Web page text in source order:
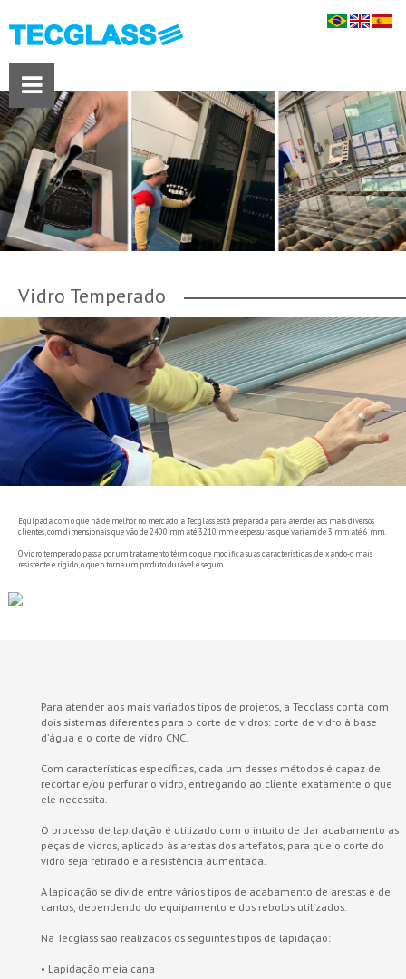
Vidro Temperado
Equipada com o que há de melhor no mercado, a Tecglass está preparada para atender aos mais diversos
clientes, com dimensionais que vão de 2400 mm até 3210 mm e espessuras que variam de 3 mm até 6 mm.
O vidro temperado passa por um tratamento térmico que modifica suas características, deixando-o mais
resistente e rígido, o que o torna um produto durável e seguro.
Para atender aos mais variados tipos de projetos, a Tecglass conta com
dois sistemas diferentes para o corte de vidros: corte de vidro à base
d’água e o corte de vidro CNC.
Com características específicas, cada um desses métodos é capaz de
recortar e/ou perfurar o vidro, entregando ao cliente exatamente o que
ele necessita.
O processo de lapidação é utilizado com o intuito de dar acabamento as
peças de vidros, aplicado às arestas dos artefatos, para que o corte do
vidro seja retirado e a resistência aumentada.
A lapidação se divide entre vários tipos de acabamento de arestas e de
cantos, dependendo do equipamento e dos rebolos utilizados.
Na Tecglass são realizados os seguintes tipos de lapidação:
• Lapidação meia cana